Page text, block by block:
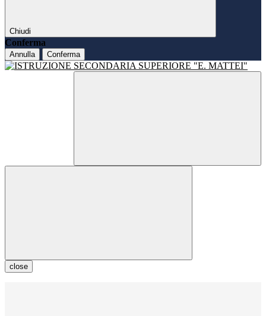
Chiudi
Conferma
Annulla Conferma
close